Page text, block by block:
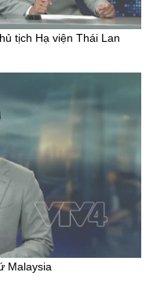
tịch Hạ viện Thái Lan
Malaysia